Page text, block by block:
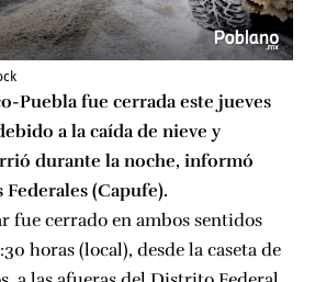
Puebla fue cerrada este jueves
a la caída de nieve y
durante la noche, informó
(Capufe).
fue cerrado en ambos sentidos
horas (local), desde la caseta de